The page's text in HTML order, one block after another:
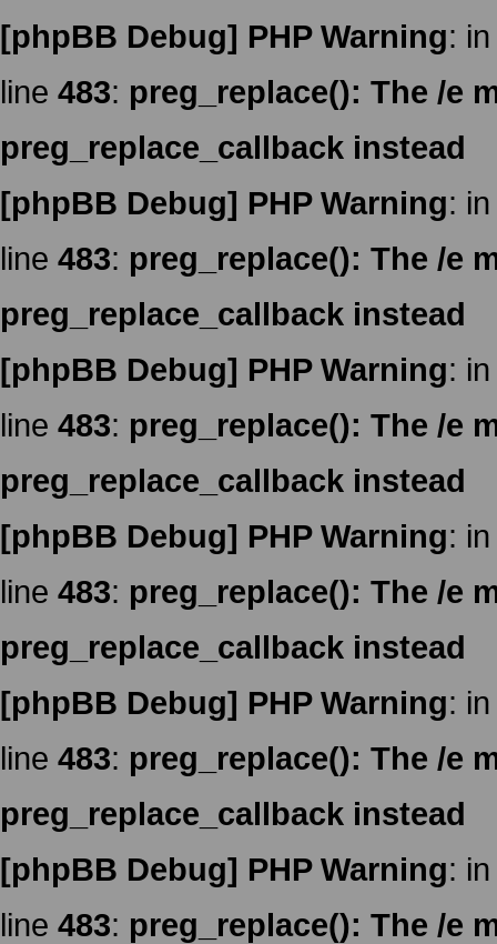
[phpBB Debug] PHP Warning:
line 483: preg_replace(): The /e
preg_replace_callback instead
[phpBB Debug] PHP Warning:
line 483: preg_replace(): The /e
preg_replace_callback instead
[phpBB Debug] PHP Warning:
line 483: preg_replace(): The /e
preg_replace_callback instead
[phpBB Debug] PHP Warning:
line 483: preg_replace(): The /e
preg_replace_callback instead
[phpBB Debug] PHP Warning:
line 483: preg_replace(): The /e
preg_replace_callback instead
[phpBB Debug] PHP Warning:
line 483: preg_replace(): The /e